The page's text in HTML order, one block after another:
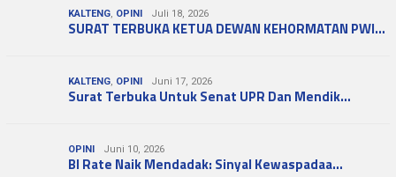
KALTENG, OPINI Juli 18, 2026
SURAT TERBUKA KETUA DEWAN KEHORMATAN PWI…
KALTENG, OPINI Juni 17, 2026
Surat Terbuka Untuk Senat UPR Dan Mendik…
OPINI Juni 10, 2026
BI Rate Naik Mendadak: Sinyal Kewaspadaa…